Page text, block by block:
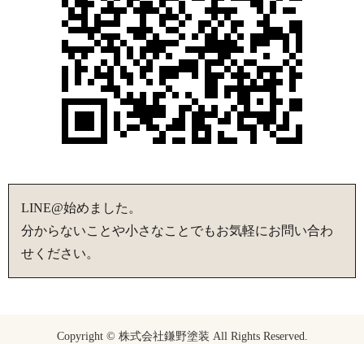
LINE@始めました。
分からないことや小さなことでもお気軽にお問い合わ
せください。
Copyright © 株式会社鎌野塗装 All Rights Reserved.